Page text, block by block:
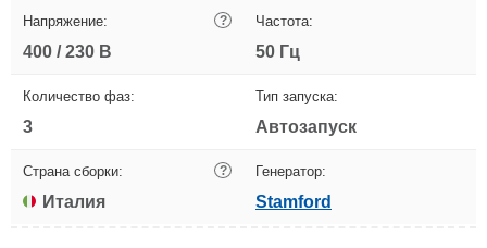
Напряжение: ?
400 / 230 В
Частота:
50 Гц
Количество фаз:
3
Тип запуска:
Автозапуск
Страна сборки: ?
Италия
Генератор:
Stamford